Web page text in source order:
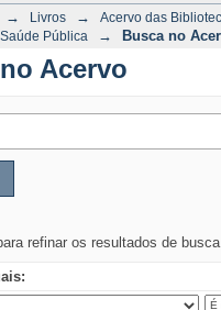
→ Livros → Acervo das
Pública
→ Busca no
Acervo
refinar os resultados de busca.